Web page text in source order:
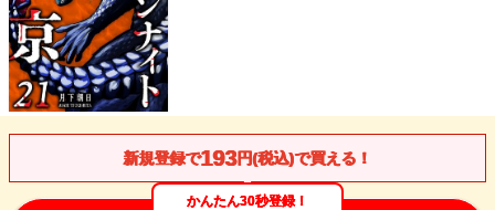
新規登録で193円(税込)で買える！
かんたん30秒登録！